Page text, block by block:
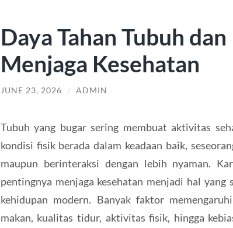
Daya Tahan Tubuh
Menjaga Kesehatan
JUNE 23, 2026 / ADMIN
Tubuh yang bugar sering membuat aktivitas
kondisi fisik berada dalam keadaan baik,
maupun berinteraksi dengan lebih nyaman.
pentingnya menjaga kesehatan menjadi hal
kehidupan modern. Banyak faktor
makan, kualitas tidur, aktivitas fisik, hingga